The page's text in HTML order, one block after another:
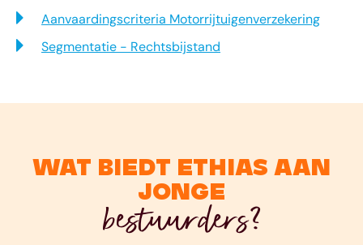
Aanvaardingscriteria Motorrijtuigenverzekering
Segmentatie - Rechtsbijstand
wat biedt Ethias aan
jonge
bestuurders?